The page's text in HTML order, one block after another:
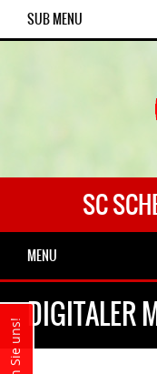
SUB MENU
SC
MENU
DIGITALER